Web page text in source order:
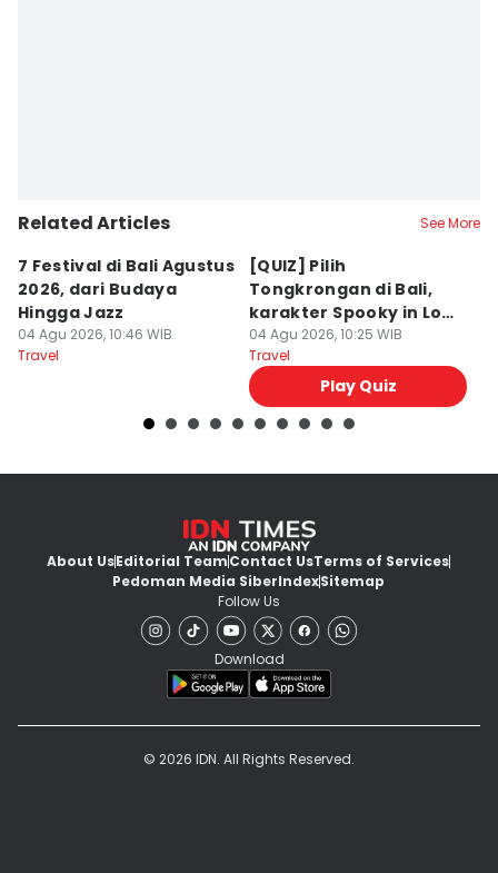
Related Articles See More
7 Festival di Bali Agustus
2026, dari Budaya
Hingga Jazz
04 Agu 2026, 10:46 WIB
Travel
[QUIZ] Pilih
Tongkrongan di Bali,
karakter Spooky in Love
Ini Mirip Kamu
04 Agu 2026, 10:25 WIB
Travel
Play Quiz
About UsEditorial TeamContact UsTerms of Services
Pedoman Media SiberIndexSitemap
Follow Us
Download
© 2026 IDN. All Rights Reserved.